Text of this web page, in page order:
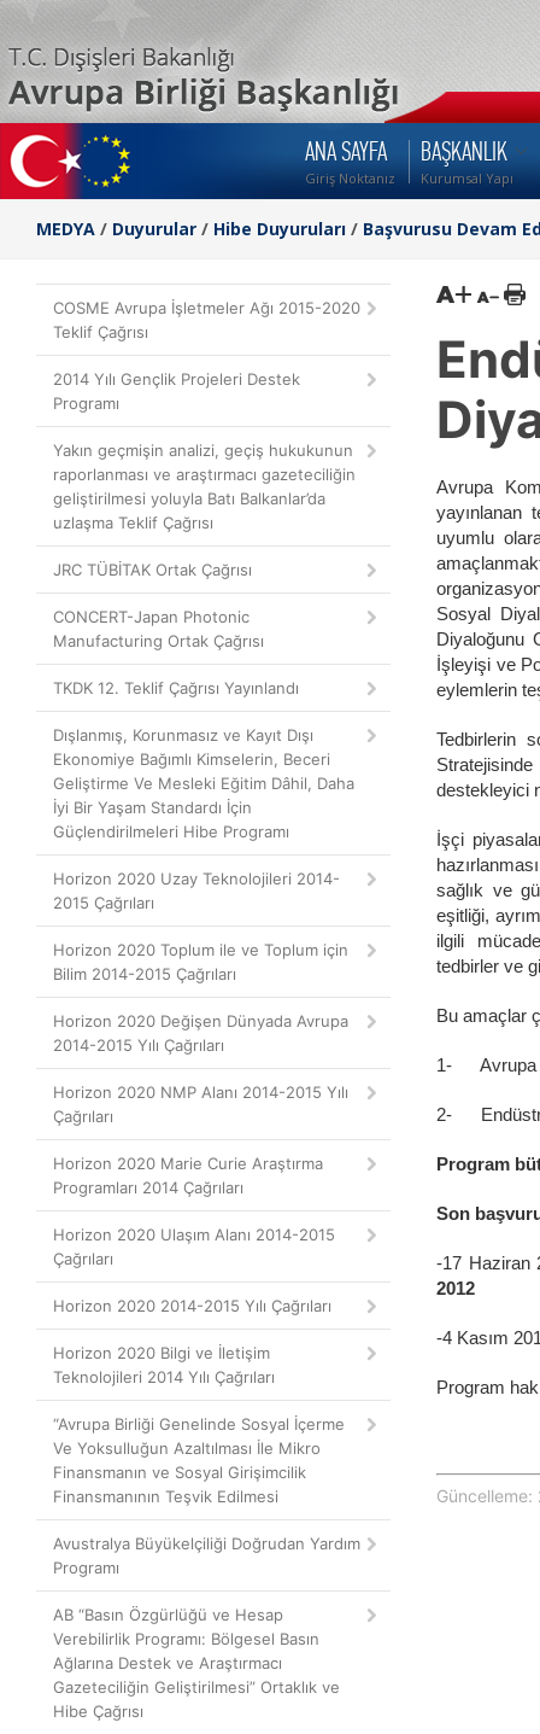
ANA SAYFA
Giriş Noktanız
BAŞKANLIK
Kurumsal Yapı
MEDYA / Duyurular / Hibe Duyuruları / Başvurusu Devam
COSME Avrupa İşletmeler Ağı 2015-2020
Teklif Çağrısı
2014 Yılı Gençlik Projeleri Destek
Programı
Yakın geçmişin analizi, geçiş hukukunun
raporlanması ve araştırmacı gazeteciliğin
geliştirilmesi yoluyla Batı Balkanlar’da
uzlaşma Teklif Çağrısı
JRC TÜBİTAK Ortak Çağrısı
CONCERT-Japan Photonic
Manufacturing Ortak Çağrısı
TKDK 12. Teklif Çağrısı Yayınlandı
Dışlanmış, Korunmasız ve Kayıt Dışı
Ekonomiye Bağımlı Kimselerin, Beceri
Geliştirme Ve Mesleki Eğitim Dâhil, Daha
İyi Bir Yaşam Standardı İçin
Güçlendirilmeleri Hibe Programı
Horizon 2020 Uzay Teknolojileri 2014-
2015 Çağrıları
Horizon 2020 Toplum ile ve Toplum için
Bilim 2014-2015 Çağrıları
Horizon 2020 Değişen Dünyada Avrupa
2014-2015 Yılı Çağrıları
Horizon 2020 NMP Alanı 2014-2015 Yılı
Çağrıları
Horizon 2020 Marie Curie Araştırma
Programları 2014 Çağrıları
Horizon 2020 Ulaşım Alanı 2014-2015
Çağrıları
Horizon 2020 2014-2015 Yılı Çağrıları
Horizon 2020 Bilgi ve İletişim
Teknolojileri 2014 Yılı Çağrıları
“Avrupa Birliği Genelinde Sosyal İçerme
Ve Yoksulluğun Azaltılması İle Mikro
Finansmanın ve Sosyal Girişimcilik
Finansmanının Teşvik Edilmesi
Avustralya Büyükelçiliği Doğrudan Yardım
Programı
AB “Basın Özgürlüğü ve Hesap
Verebilirlik Programı: Bölgesel Basın
Ağlarına Destek ve Araştırmacı
Gazeteciliğin Geliştirilmesi” Ortaklık ve
Hibe Çağrısı
Avrupa
yayınlanan
uyumlu
Sosyal
Diyaloğunu
İşleyişi ve
eylemlerin
Tedbirlerin
destekleyici
İşçi
sağlık ve
eşitliği,
ilgili
tedbirler ve
Bu amaçlar
1- Avrupa
2- Endüstri
Program
Son
-17 Haziran
2012
-4 Kasım
Program